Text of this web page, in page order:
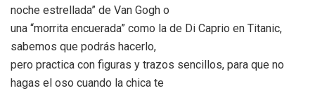
noche estrellada” de Van Gogh o
una “morrita encuerada” como la de Di Caprio en Titanic,
sabemos que podrás hacerlo,
pero practica con figuras y trazos sencillos, para que no
hagas el oso cuando la chica te